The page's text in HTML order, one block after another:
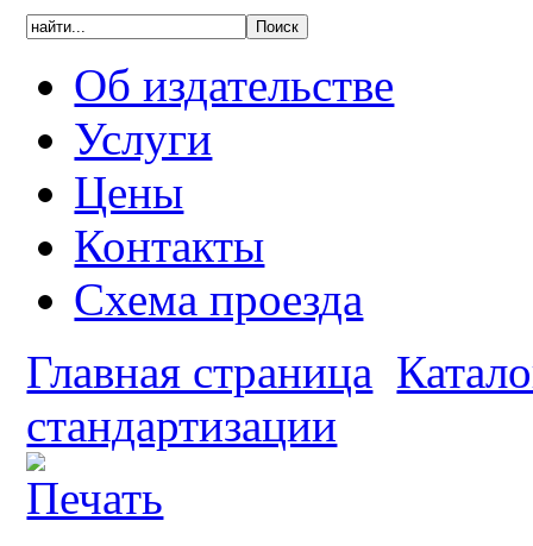
Об издательстве
Услуги
Цены
Контакты
Схема проезда
Главная страница
стандартизации